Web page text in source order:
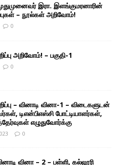
இரா. இளங்குமரனாரின்
– நூல்கள் அறிவோம்!
0
அறிவோம்! – பகுதி-1
0
– வினாடி வினா-1 – விடைகளுடன்
டிஎன்பிஎஸ்சி போட்டியாளர்கள்,
எழுதுவோர்க்கு
0
வினா – 2 – பள்ளி, கல்லூரி